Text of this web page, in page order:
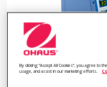
Multi-
By clicking “Accept All Cookies”, you agree to
usage, and assist in our marketing efforts.